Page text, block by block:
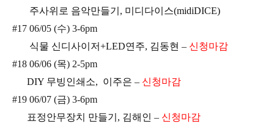
주사위로 음악만들기, 미디다이스(midiDICE)
#17 06/05 (수) 3-6pm
식물 신디사이저+LED연주, 김동현 – 신청마감
#18 06/06 (목) 2-5pm
DIY 무빙인쇄소, 이주은 – 신청마감
#19 06/07 (금) 3-6pm
표정안무장치 만들기, 김해인 – 신청마감